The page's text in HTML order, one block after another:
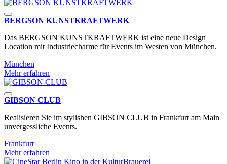
BERGSON KUNSTKRAFT­WERK
Das BERGSON KUNSTKRAFT­WERK ist eine neue Design
Location mit Industriecharme für Events im Westen von München.
München
Mehr erfahren
GIBSON CLUB
Realisieren Sie im stylishen GIBSON CLUB in Frankfurt am Main
unvergessliche Events.
Frankfurt
Mehr erfahren